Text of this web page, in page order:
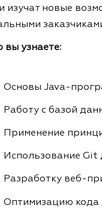
изучат новые
вы узнаете:
Основы Java-
Работу с базой
Применение
Использование Git
Разработку веб-
Оптимизацию кода